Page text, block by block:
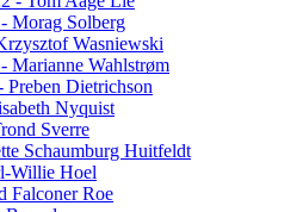
Morag Solberg
Wasniewski
Marianne Wahlstrøm
Preben Dietrichson
Nyquist
Sverre
Schaumburg Huitfeldt
Willie Hoel
Falconer Roe